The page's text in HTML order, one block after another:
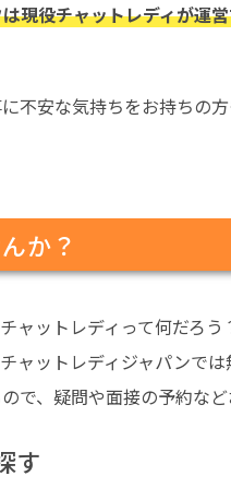
現役チャットレディが運
不安な気持ちをお持ちの
か？
ャットレディって何だろ
ャットレディジャパンで
で、疑問や面接の予約な
す